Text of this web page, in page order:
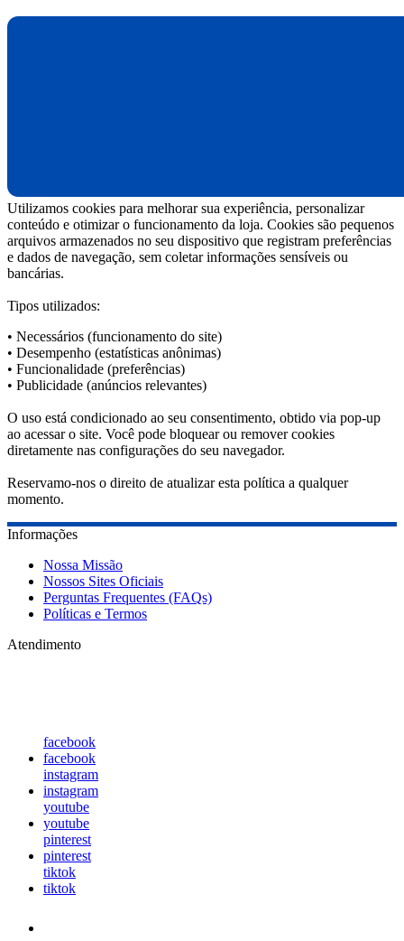
Utilizamos cookies para melhorar sua experiência, personalizar
conteúdo e otimizar o funcionamento da loja. Cookies são pequenos
arquivos armazenados no seu dispositivo que registram preferências
e dados de navegação, sem coletar informações sensíveis ou
bancárias.
Tipos utilizados:
• Necessários (funcionamento do site)
• Desempenho (estatísticas anônimas)
• Funcionalidade (preferências)
• Publicidade (anúncios relevantes)
O uso está condicionado ao seu consentimento, obtido via pop-up
ao acessar o site. Você pode bloquear ou remover cookies
diretamente nas configurações do seu navegador.
Reservamo-nos o direito de atualizar esta política a qualquer
momento.
Informações
Nossa Missão
Nossos Sites Oficiais
Perguntas Frequentes (FAQs)
Políticas e Termos
Atendimento
facebook
facebook
instagram
instagram
youtube
youtube
pinterest
pinterest
tiktok
tiktok